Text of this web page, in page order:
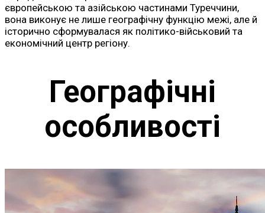
європейською та азійською частинами Туреччини,
вона виконує не лише географічну функцію межі, але й
історично сформувалася як політико-військовий та
економічний центр регіону.
Географічні
особливості